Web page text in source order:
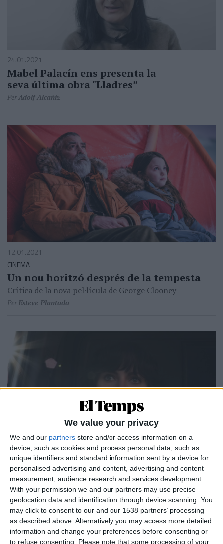
We value your privacy
We and our partners store and/or access information on a
device, such as cookies and process personal data, such as
unique identifiers and standard information sent by a device for
personalised advertising and content, advertising and content
measurement, audience research and services development.
With your permission we and our partners may use precise
geolocation data and identification through device scanning. You
may click to consent to our and our 1538 partners’ processing
as described above. Alternatively you may access more detailed
information and change your preferences before consenting or
to refuse consenting.
Please note that some processing of your
24.01.2021
Mabel Palacín ens presenta la
seva última obra "Lladres”
PerAdolf Alcañiz
12.01.2021
CINEMA
Un nou horitzó després de la tempesta
Crítica de la nova pel·lícula de George Clooney
PerEsteve Plantada
31.12.2020
Dol, malediccions i clàssics: el recorregut
per un 2020 imprevisible
PerEsteve Plantada